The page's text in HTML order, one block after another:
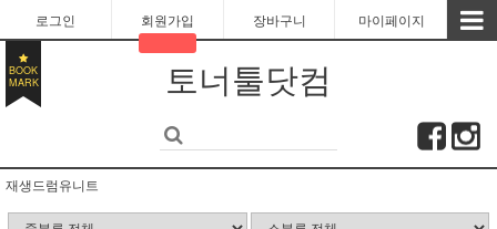
로그인 회원가입 장바구니 마이페이지
토너툴닷컴
BOOK
MARK
재생드럼유니트